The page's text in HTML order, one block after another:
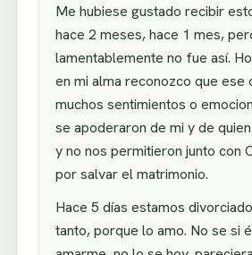
Me hubiese gustado recibir
hace 2 meses, hace 1 mes,
lamentablemente no fue así.
en mi alma reconozco que ese
muchos sentimientos o
se apoderaron de mi y de
y no nos permitieron junto con
por salvar el matrimonio.
Hace 5 días estamos
tanto, porque lo amo. No se si